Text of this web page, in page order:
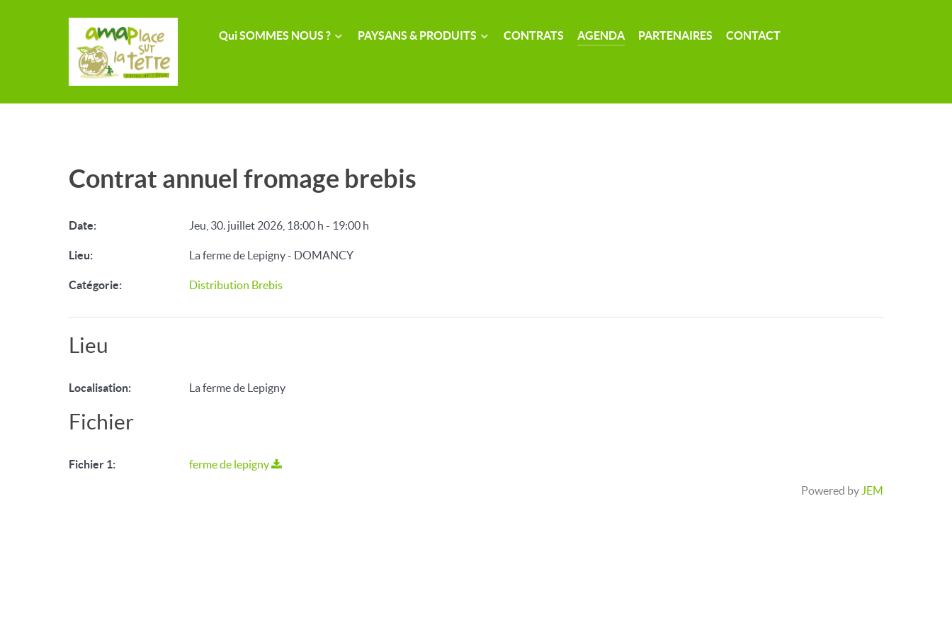
Qui SOMMES NOUS ? PAYSANS & PRODUITS CONTRATS AGENDA PARTENAIRES CONTACT
Contrat annuel fromage brebis
Date: Jeu, 30. juillet 2026 18:00 h - 19:00 h
Lieu: La ferme de Lepigny - DOMANCY
Catégorie: Distribution Brebis
Lieu
Localisation: La ferme de Lepigny
Fichier
Fichier 1: ferme de lepigny
Powered by JEM